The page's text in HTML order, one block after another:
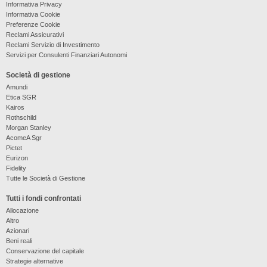
Informativa Privacy
Informativa Cookie
Preferenze Cookie
Reclami Assicurativi
Reclami Servizio di Investimento
Servizi per Consulenti Finanziari Autonomi
Società di gestione
Amundi
Etica SGR
Kairos
Rothschild
Morgan Stanley
AcomeA Sgr
Pictet
Eurizon
Fidelity
Tutte le Società di Gestione
Tutti i fondi confrontati
Allocazione
Altro
Azionari
Beni reali
Conservazione del capitale
Strategie alternative